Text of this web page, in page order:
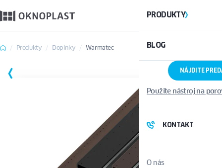
PRODUKTY
BLOG
NÁJDITE
Použite nástroj na
KONTAKT
O nás
Produkty Doplnky Warmatec
ULOŽIŤ